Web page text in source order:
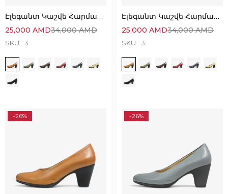
Էլեգանտ Կաշվե Հարմարավետ Կոշիկներ
34,000AMD
25,000 AMD
SKU 3
Էլեգանտ Կաշվե Հարմարավետ Կոշիկներ
34,000AMD
25,000 AMD
SKU 3
-26% -26%